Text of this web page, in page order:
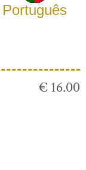
Português
€ 16.00